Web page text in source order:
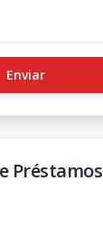
Enviar
Préstamos